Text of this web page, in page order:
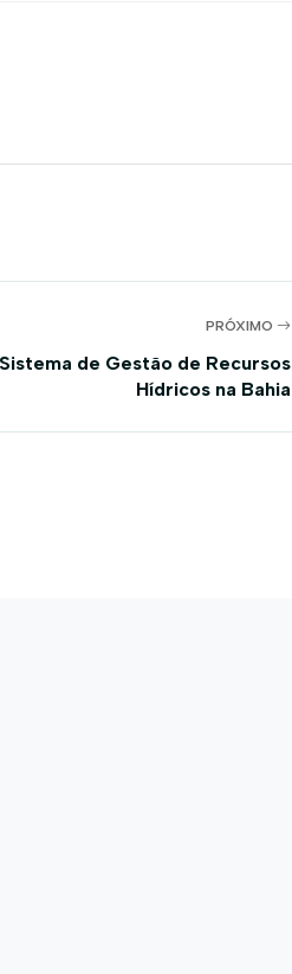
PRÓXIMO
Sistema de Gestão de Recursos
Hídricos na Bahia